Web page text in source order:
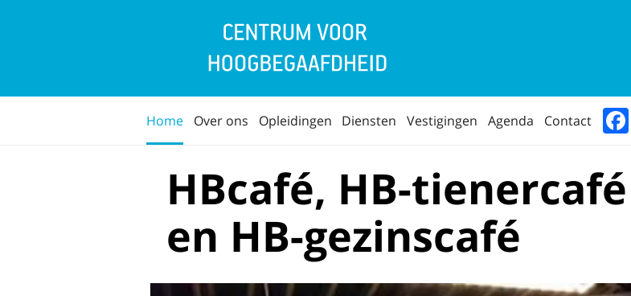
Home Over ons Opleidingen Diensten Vestigingen Agenda Contact
HBcafé, HB-tienercafé
en HB-gezinscafé